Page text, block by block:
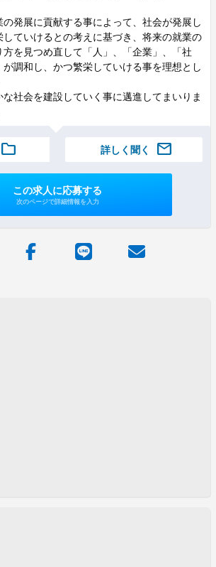
の発展に貢献する事によって、社会が発展し
していけるとの考えに基づき、将来の就業の
方を見つめ直して「人」、「企業」、「社
が調和し、かつ繁栄していける事を理想とし
な社会を建設していく事に邁進してまいりま
folder 詳しく聞く mail
この求人に応募する
次のページで詳細情報を入力